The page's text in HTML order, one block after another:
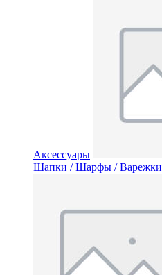
Аксессуары
Шапки / Шарфы / Варежки